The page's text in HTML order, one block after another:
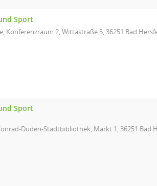
Sport
Konferenzraum 2, Wittastraße 5, 36251 Bad
Sport
Duden-Stadtbibliothek, Markt 1, 36251 Bad